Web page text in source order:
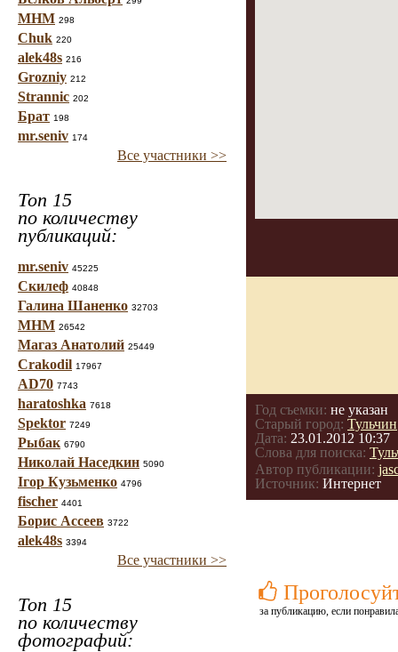
МНМ 298
Chuk 220
alek48s 216
Grozniy 212
Strannic 202
Брат 198
mr.seniv 174
Все участники >>
Топ 15
по количеству
публикаций:
mr.seniv 45225
Скилеф 40848
Галина Шаненко 32703
МНМ 26542
Магаз Анатолий 25449
Crakodil 17967
AD70 7743
haratoshka 7618
Spektor 7249
Рыбак 6790
Николай Наседкин 5090
Ігор Кузьменко 4796
fischer 4401
Борис Ассеев 3722
alek48s 3394
Все участники >>
Топ 15
по количеству
фотографий:
Год съемки: не указан
Старый город: Тульчин
Дата: 23.01.2012 10:37
Слова для поиска:
Автор публикации:
Источник: Интернет
за публикацию, если